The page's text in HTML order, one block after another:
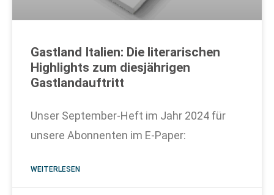
Gastland Italien: Die literarischen
Highlights zum diesjährigen
Gastlandauftritt
Unser September-Heft im Jahr 2024 für
unsere Abonnenten im E-Paper:
WEITERLESEN